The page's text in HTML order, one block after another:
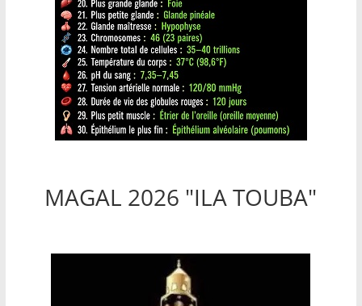
MAGAL 2026 "ILA TOUBA"